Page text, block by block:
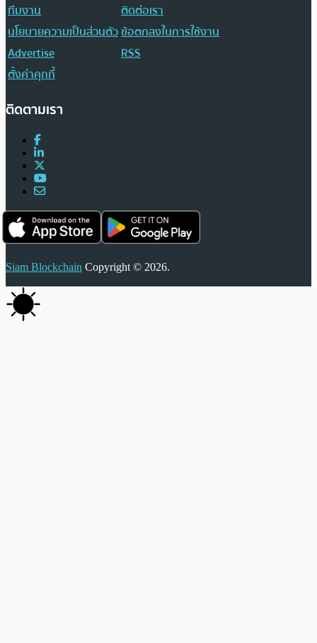
ทีมงาน
ติดต่อเรา
นโยบายความเป็นส่วนตัวข้อตกลงในการใช้งาน
Advertise
RSS
ตั้งค่าคุกกี้
ติดตามเรา
Siam Blockchain Copyright © 2026.